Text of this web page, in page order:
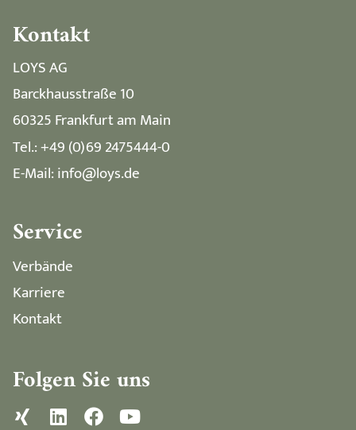
Kontakt
LOYS AG
Barckhausstraße 10
60325 Frankfurt am Main
Tel.: +49 (0)69 2475444-0
E-Mail: info@loys.de
Service
Verbände
Karriere
Kontakt
Folgen Sie uns